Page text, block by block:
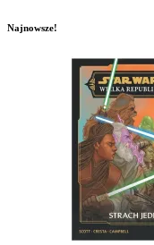
Najnowsze!